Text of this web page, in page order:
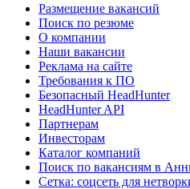
Размещение вакансий
Поиск по резюме
О компании
Наши вакансии
Реклама на сайте
Требования к ПО
Безопасный HeadHunter
HeadHunter API
Партнерам
Инвесторам
Каталог компаний
Поиск по вакансиям в
Сетка: соцсеть для